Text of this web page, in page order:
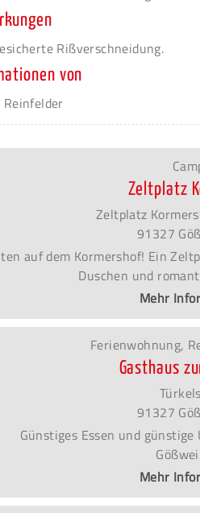
Rißverschneidung.
von
Zeltplatz
Zeltplatz
91327
auf dem Kormershof! Ein
Duschen und
Mehr
Ferienwohnung,
Gasthaus
91327
Günstiges Essen und
Mehr